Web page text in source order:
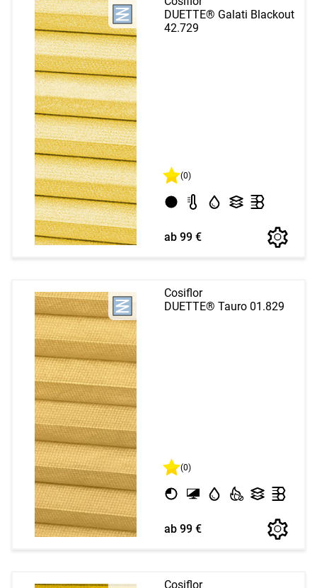
DUETTE® Galati Blackout
42.729
(0)
ab 99 €
Cosiflor
DUETTE® Tauro 01.829
(0)
ab 99 €
Cosiflor